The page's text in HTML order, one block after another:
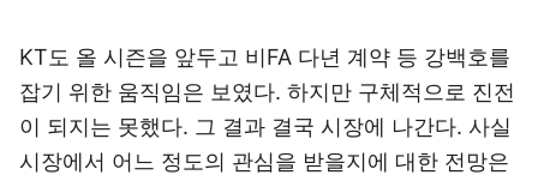
KT도 올 시즌을 앞두고 비FA 다년 계약 등 강백호를
잡기 위한 움직임은 보였다. 하지만 구체적으로 진전
이 되지는 못했다. 그 결과 결국 시장에 나간다. 사실
시장에서 어느 정도의 관심을 받을지에 대한 전망은